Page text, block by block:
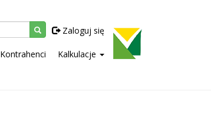
Zaloguj się
Kontrahenci Kalkulacje